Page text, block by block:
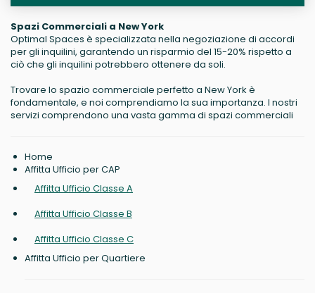
Spazi Commerciali a New York
Optimal Spaces è specializzata nella negoziazione di accordi
per gli inquilini, garantendo un risparmio del 15-20% rispetto a
ciò che gli inquilini potrebbero ottenere da soli.
Trovare lo spazio commerciale perfetto a New York è
fondamentale, e noi comprendiamo la sua importanza. I nostri
servizi comprendono una vasta gamma di spazi commerciali
Home
Affitta Ufficio per CAP
Affitta Ufficio Classe A
Affitta Ufficio Classe B
Affitta Ufficio Classe C
Affitta Ufficio per Quartiere